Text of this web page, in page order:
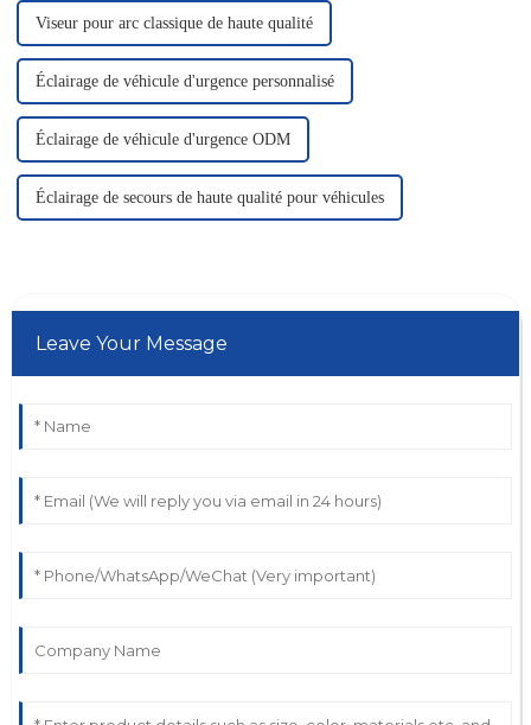
Viseur pour arc classique de haute qualité
Éclairage de véhicule d'urgence personnalisé
Éclairage de véhicule d'urgence ODM
Éclairage de secours de haute qualité pour véhicules
Leave Your Message